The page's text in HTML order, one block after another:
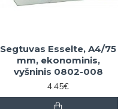
Segtuvas Esselte, A4/75
mm, ekonominis,
vyšninis 0802-008
4.45€